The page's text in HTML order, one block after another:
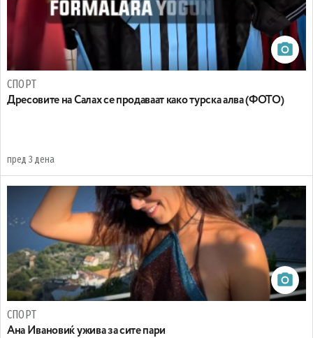
СПОРТ
Дресовите на Салах се продаваат како турска алва (ФОТО)
пред 3 дена
СПОРТ
Ана Ивановиќ ужива за сите пари